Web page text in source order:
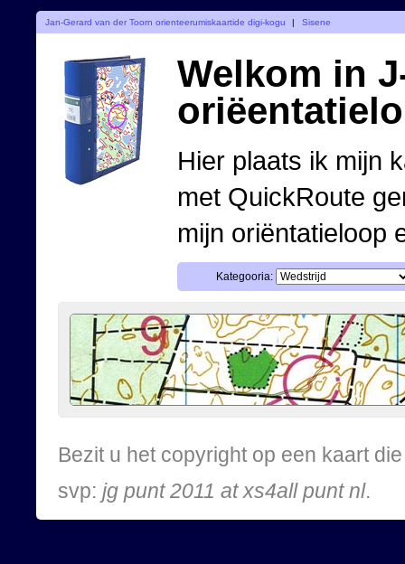
Jan-Gerard van der Toorn orienteerumiskaartide digi-kogu | Sisene
Welkom in
Hier plaats ik mijn
met QuickRoute
mijn oriëntatieloop
Kategooria:
Bezit u het copyright op een kaart
svp: jg punt 2011 at xs4all punt nl.